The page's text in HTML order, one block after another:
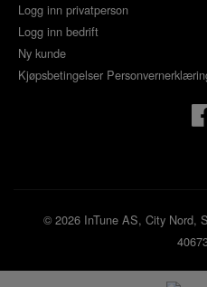
Logg inn privatperson
Logg inn bedrift
Ny kunde
Kjøpsbetingelser
© 2026 InTune AS, City Nord,